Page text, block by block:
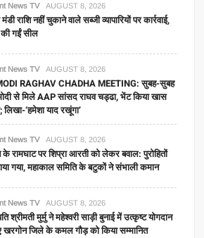
News TV AUGUST 8, 2026
राशि नहीं चुकाने वाले सब्जी व्यापारियों पर कार्रवाई,
गईं सील
News TV AUGUST 8, 2026
RAGHAV CHADHA MEETING: सुबह-सुबह
से मिले AAP सांसद राघव चड्ढा, भेंट किया खास
लिखा-‘हमेशा याद रखूंगा’
News TV AUGUST 8, 2026
रामघाट पर शिप्रा आरती को लेकर बवाल: पुरोहितों
गया, महाकाल समिति के बटुकों ने संभाली कमान
News TV AUGUST 8, 2026
श्रीमती मुर्मु ने महेश्वरी साड़ी बुनाई में उत्कृष्ट योगदान
खरगोन जिले के कमल गौड़ को किया सम्मानित